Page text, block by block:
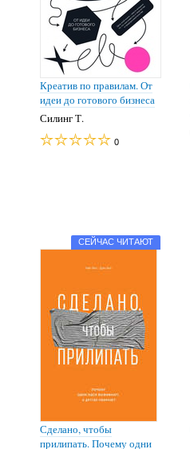
Креатив по правилам. От
идеи до готового бизнеса
Силинг Т.
0
СЕЙЧАС ЧИТАЮТ
Сделано, чтобы
прилипать. Почему одни